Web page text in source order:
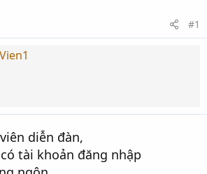
#1
diễn đàn,
tài khoản đăng nhập